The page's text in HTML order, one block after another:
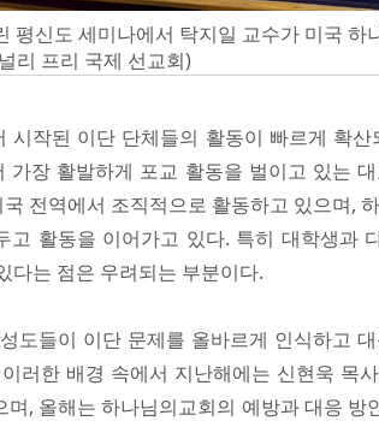
평신도 세미나에서 탁지일 교수가 미국 하
리 프리 국제 선교회)
시작된 이단 단체들의 활동이 빠르게 확
가장 활발하게 포교 활동을 벌이고 있는
전역에서 조직적으로 활동하고 있으며,
고 활동을 이어가고 있다. 특히 대학생과
다는 점은 우려되는 부분이다.
도들이 이단 문제를 올바르게 인식하고
러한 배경 속에서 지난해에는 신현욱 목
, 올해는 하나님의교회의 예방과 대응 방